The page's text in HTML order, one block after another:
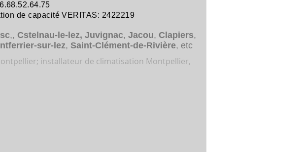
de capacité VERITAS: 2422219
,, Cstelnau-le-lez, Juvignac, Jacou, Clapiers,
sur-lez, Saint-Clément-de-Rivière, etc
installateur de climatisation Montpellier,